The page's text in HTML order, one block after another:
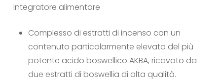
Integratore alimentare
Complesso di estratti di incenso con un
contenuto particolarmente elevato del più
potente acido boswellico AKBA, ricavato da
due estratti di boswellia di alta qualità.